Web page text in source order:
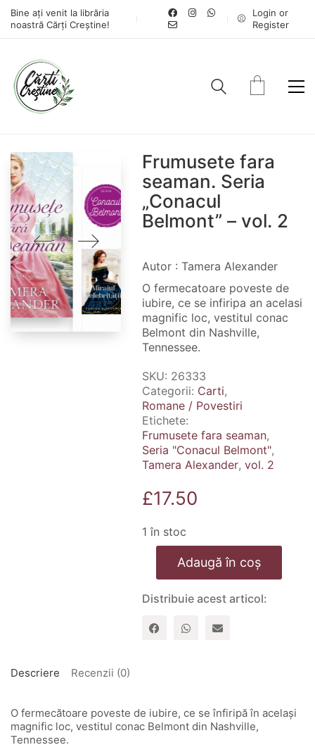
Bine ați venit la librăria
noastră Cărți Creștine!
Login or
Register
Frumusete fara
seaman. Seria
„Conacul
Belmont” – vol. 2
Autor : Tamera Alexander
O fermecatoare poveste de
iubire, ce se infiripa an acelasi
magnific loc, vestitul conac
Belmont din Nashville,
Tennessee.
SKU: 26333
Categorii: Carti,
Romane / Povestiri
Etichete:
Frumusete fara seaman,
Seria "Conacul Belmont",
Tamera Alexander, vol. 2
£17.50
1 în stoc
Cantitate
Frumusete
fara
seaman.
Seria
Belmont"
Adaugă în coș
Distribuie acest articol:
Descriere Recenzii (0)
O fermecătoare poveste de iubire, ce se înfiripă în același
magnific loc, vestitul conac Belmont din Nashville,
Tennessee.